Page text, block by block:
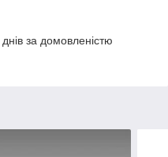
за домовленістю